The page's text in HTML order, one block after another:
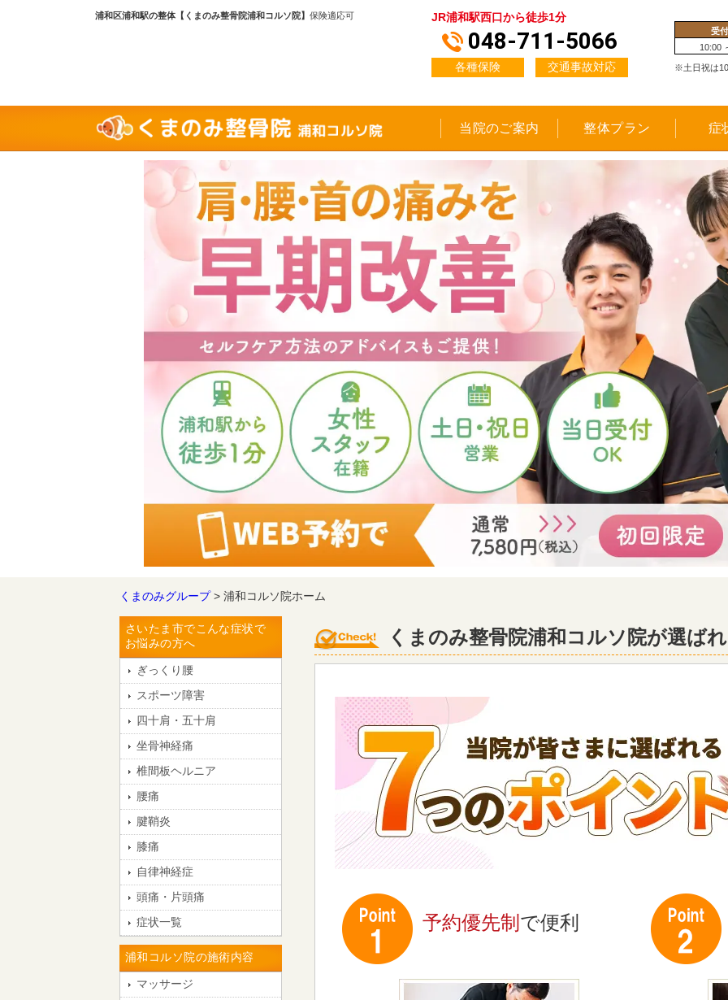
浦和区浦和駅の整体【くまのみ整骨院浦和コルソ院】 保険適応可 JR浦和駅西口から徒歩1分
048-711-5066
各種保険 交通事故対応
受
10:00
※土日祝は
当院のご案内 整体プラン 症
くまのみグループ> 浦和コルソ院ホーム
くまのみ整骨院浦和コルソ院が選ば
予約優先制 で便利
さいたま市でこんな症状で
お悩みの方へ
ぎっくり腰
スポーツ障害
四十肩・五十肩
坐骨神経痛
椎間板ヘルニア
腰痛
腱鞘炎
膝痛
自律神経症
頭痛・片頭痛
症状一覧
浦和コルソ院の施術内容
マッサージ